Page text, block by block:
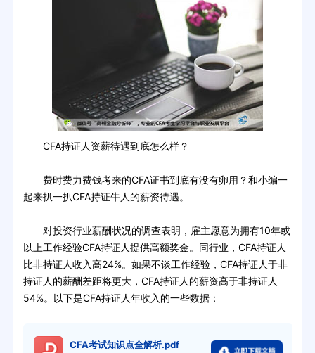
CFA持证人资薪待遇到底怎么样？
费时费力费钱考来的CFA证书到底有没有卵用？和小编一
起来扒一扒CFA持证牛人的薪资待遇。
对投资行业薪酬状况的调查表明，雇主愿意为拥有10年或
以上工作经验CFA持证人提供高额奖金。同行业，CFA持证人
比非持证人收入高24%。如果不谈工作经验，CFA持证人于非
持证人的薪酬差距将更大，CFA持证人的薪资高于非持证人
54%。以下是CFA持证人年收入的一些数据：
CFA考试知识点全解析.pdf